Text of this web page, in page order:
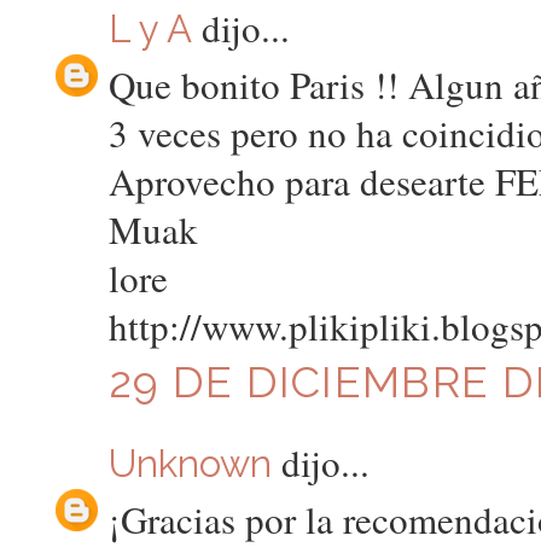
L y Adijo...
Que bonito Paris !! Algun
3 veces pero no ha
Aprovecho para desearte
Muak
lore
http://
29 DE DICIEMBRE
Unknown dijo...
¡Gracias por la